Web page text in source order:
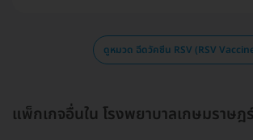
ดูหมวด ฉีดวัคซีน RSV (RSV
แพ็กเกจอื่นใน โรงพยาบาลเกษมราษ